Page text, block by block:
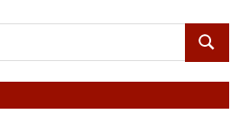
ПОИСК